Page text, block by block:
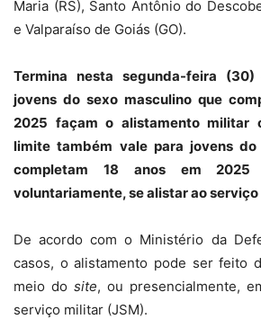
Maria (RS), Santo Antônio do
e Valparaíso de Goiás (GO).
Termina nesta segunda-feira
jovens do sexo masculino que
2025 façam o alistamento militar
limite também vale para jovens
completam 18 anos em
voluntariamente, se alistar ao
De acordo com o Ministério da
casos, o alistamento pode ser feito
meio do site, ou presencialmente,
serviço militar (JSM).